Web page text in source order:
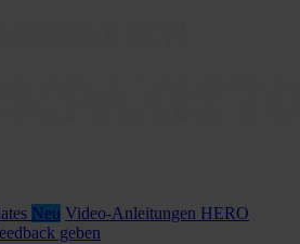
Neu Video-Anleitungen HERO
geben